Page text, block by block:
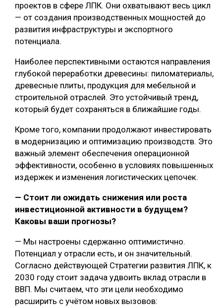
проектов в сфере ЛПК. Они охватывают весь цикл
— от создания производственных мощностей до
развития инфраструктуры и экспортного
потенциала.
Наиболее перспективными остаются направления
глубокой переработки древесины: пиломатериалы,
древесные плиты, продукция для мебельной и
строительной отраслей. Это устойчивый тренд,
который будет сохраняться в ближайшие годы.
Кроме того, компании продолжают инвестировать
в модернизацию и оптимизацию производств. Это
важный элемент обеспечения операционной
эффективности, особенно в условиях повышенных
издержек и изменения логистических цепочек.
— Стоит ли ожидать снижения или роста
инвестиционной активности в будущем?
Каковы ваши прогнозы?
— Мы настроены сдержанно оптимистично.
Потенциал у отрасли есть, и он значительный.
Согласно действующей Стратегии развития ЛПК, к
2030 году стоит задача удвоить вклад отрасли в
ВВП. Мы считаем, что эти цели необходимо
расширить с учётом новых вызовов: